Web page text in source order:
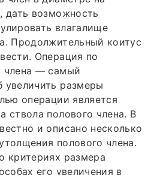
дать возможность
влагалище
Продолжительный коитус
Операция по
члена — самый
увеличить размеры
операции является
ствола полового члена. В
и описано несколько
полового члена.
критериях размера
его увеличения в